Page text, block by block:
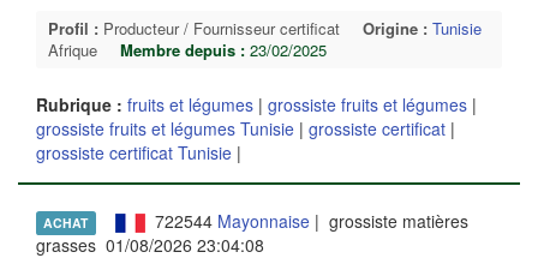
Profil : Producteur / Fournisseur certificat Origine : Tunisie
Afrique
Membre depuis : 23/02/2025
Rubrique : fruits et légumes | grossiste fruits et légumes |
grossiste fruits et légumes Tunisie | grossiste certificat |
grossiste certificat Tunisie |
ACHAT 722544 Mayonnaise| grossiste matières
grasses 01/08/2026 23:04:08